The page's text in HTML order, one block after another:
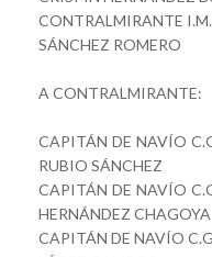
SÁNCHEZ ROMERO
A CONTRALMIRANTE:
CAPITÁN DE
RUBIO SÁNCHEZ
CAPITÁN DE
HERNÁNDEZ CHAGOYA
CAPITÁN DE NAVÍO